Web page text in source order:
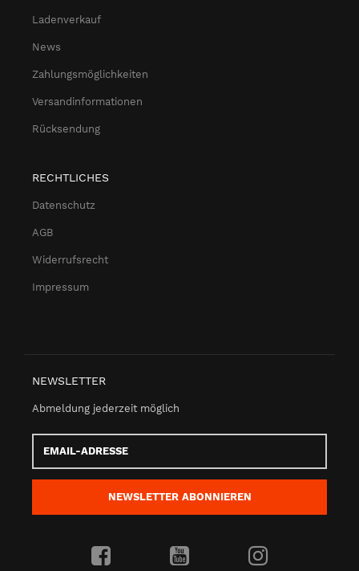
Ladenverkauf
News
Zahlungsmöglichkeiten
Versandinformationen
Rücksendung
RECHTLICHES
Datenschutz
AGB
Widerrufsrecht
Impressum
NEWSLETTER
Abmeldung jederzeit möglich
Adresse
NEWSLETTER ABONNIEREN